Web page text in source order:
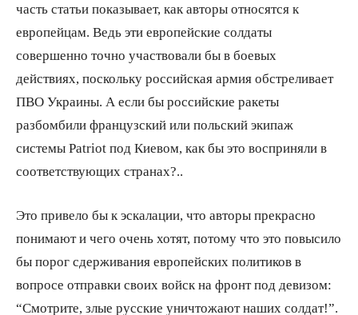
часть статьи показывает, как авторы относятся к
европейцам. Ведь эти европейские солдаты
совершенно точно участвовали бы в боевых
действиях, поскольку российская армия обстреливает
ПВО Украины. А если бы российские ракеты
разбомбили французский или польский экипаж
системы Patriot под Киевом, как бы это восприняли в
соответствующих странах?..
Это привело бы к эскалации, что авторы прекрасно
понимают и чего очень хотят, потому что это повысило
бы порог сдерживания европейских политиков в
вопросе отправки своих войск на фронт под девизом:
“Смотрите, злые русские уничтожают наших солдат!”.